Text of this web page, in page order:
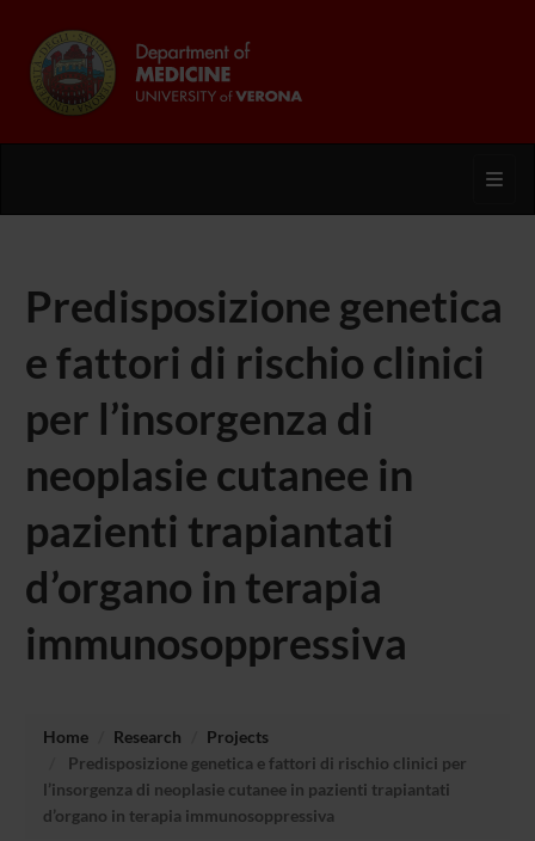
Predisposizione genetica
e fattori di rischio clinici
per l’insorgenza di
neoplasie cutanee in
pazienti trapiantati
d’organo in terapia
immunosoppressiva
Home Research
Projects
Predisposizione genetica e fattori di rischio clinici per
l’insorgenza di neoplasie cutanee in pazienti trapiantati
d’organo in terapia immunosoppressiva